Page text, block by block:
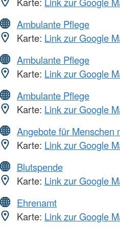
Ambulante Pflege
Karte: Link zur Google
Ambulante Pflege
Karte: Link zur Google
Ambulante Pflege
Karte: Link zur Google
Angebote für Menschen
Karte: Link zur Google
Blutspende
Karte: Link zur Google
Ehrenamt
Karte: Link zur Google